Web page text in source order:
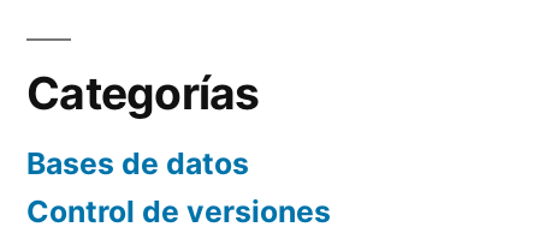
de
entradas
Categorías
Bases de datos
Control de versiones